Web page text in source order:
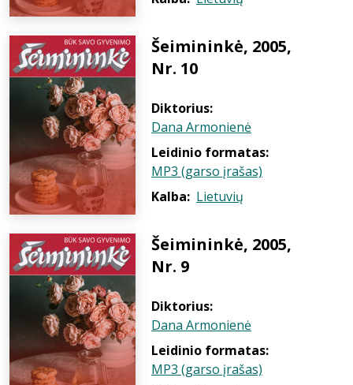
Šeimininkė, 2005,
Nr. 10
Diktorius:
Dana Armonienė
Leidinio formatas:
MP3 (garso įrašas)
Kalba: Lietuvių
Šeimininkė, 2005,
Nr. 9
Diktorius:
Dana Armonienė
Leidinio formatas:
MP3 (garso įrašas)